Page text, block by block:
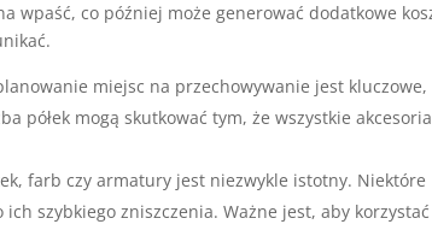
wpaść, co później może generować dodatkowe
miejsc na przechowywanie jest kluczowe,
półek mogą skutkować tym, że wszystkie akcesoria
farb czy armatury jest niezwykle istotny. Niektóre
szybkiego zniszczenia. Ważne jest, aby korzystać